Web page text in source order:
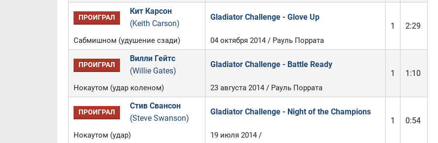
ПРОИГРАЛ
Кит Карсон
(Keith Carson)
Gladiator Challenge - Glove Up
1
2:29
Сабмишном (удушение сзади) 04 октября 2014 / Рауль Поррата
ПРОИГРАЛ
Вилли Гейтс
(Willie Gates)
Gladiator Challenge - Battle Ready
1
1:10
Нокаутом (удар коленом) 23 августа 2014 / Рауль Поррата
ПРОИГРАЛ
Стив Свансон
(Steve Swanson)
Gladiator Challenge - Night of the Champions
1
0:54
Нокаутом (удар) 19 июля 2014 /